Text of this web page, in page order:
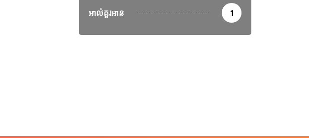
អាល់គួរអាន 1